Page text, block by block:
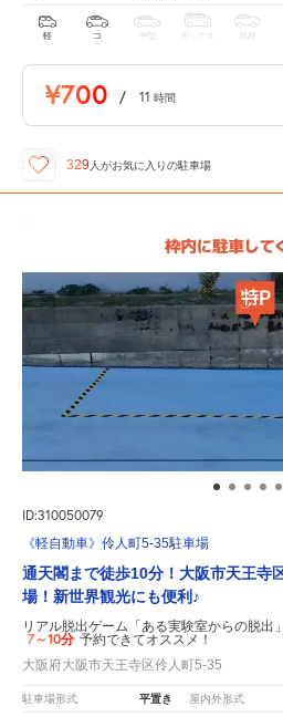
軽 コ 中型 ボックス SUV
¥700 / 11 時間
329人がお気に入りの駐車場
ID:310050079
《軽自動車》伶人町5-35駐車場
通天閣まで徒歩10分！大阪市天王寺
場！新世界観光にも便利♪
リアル脱出ゲーム「ある実験室からの脱出
7～10分 予約できてオススメ！
大阪府大阪市天王寺区伶人町5-35
駐車場形式 平置き 屋内外形式